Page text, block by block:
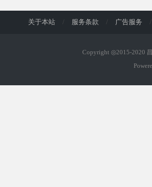
关于本站 / 服务条款 / 广告服务 /
Copyright ◎2015-2020